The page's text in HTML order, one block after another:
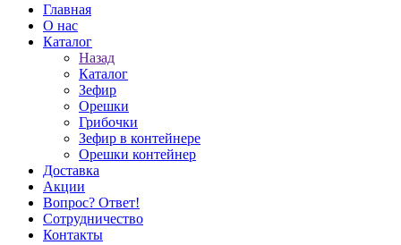
Главная
О нас
Каталог
Назад
Каталог
Зефир
Орешки
Грибочки
Зефир в контейнере
Орешки контейнер
Доставка
Акции
Вопрос? Ответ!
Сотрудничество
Контакты